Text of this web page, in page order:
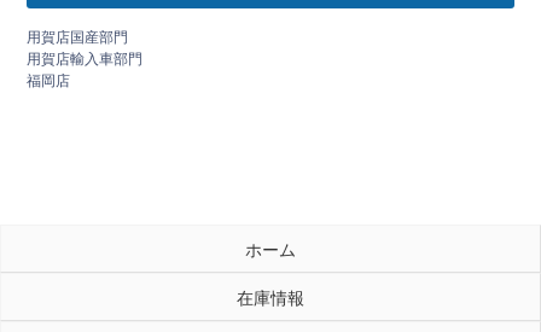
用賀店国産部門
用賀店輸入車部門
福岡店
ホーム
在庫情報